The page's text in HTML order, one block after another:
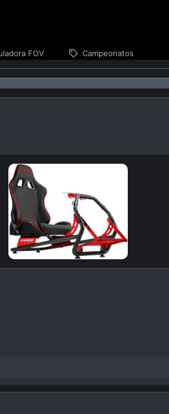
FOV Campeonatos